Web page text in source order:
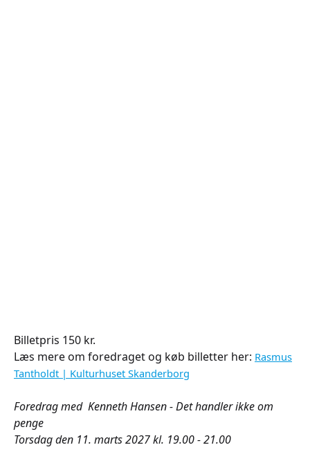
Billetpris 150 kr.
Læs mere om foredraget og køb billetter her: Rasmus
Tantholdt | Kulturhuset Skanderborg
Foredrag med Kenneth Hansen - Det handler ikke om
penge
Torsdag den 11. marts 2027 kl. 19.00 - 21.00